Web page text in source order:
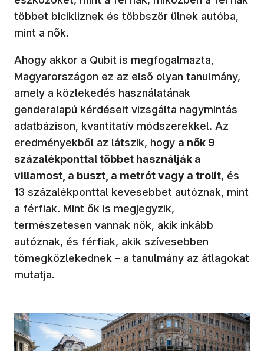
többet bicikliznek és többször ülnek autóba,
mint a nők.
Ahogy akkor a Qubit is megfogalmazta,
Magyarországon ez az első olyan tanulmány,
amely a közlekedés használatának
genderalapú kérdéseit vizsgálta nagymintás
adatbázison, kvantitatív módszerekkel. Az
eredményekből az látszik, hogy a nők 9
százalékponttal többet használják a
villamost, a buszt, a metrót vagy a trolit, és
13 százalékponttal kevesebbet autóznak, mint
a férfiak. Mint ők is megjegyzik,
természetesen vannak nők, akik inkább
autóznak, és férfiak, akik szívesebben
tömegközlekednek – a tanulmány az átlagokat
mutatja.